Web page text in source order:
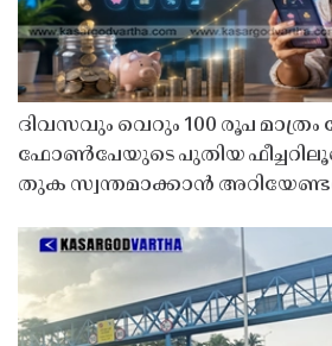
ദിവസവും വെറും 100 രൂപ മാത്രം
ഫോൺപേയുടെ പുതിയ
തുക സ്വന്തമാക്കാൻ